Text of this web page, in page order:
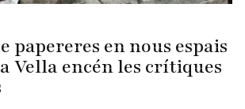
papereres en nous espais
Vella encén les crítiques